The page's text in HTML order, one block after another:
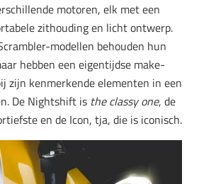
motoren, elk met een
zithouding en licht ontwerp.
modellen behouden hun
hebben een eigentijdse make-
zijn kenmerkende elementen in een
De Nightshift is the classy one, de
en de Icon, tja, die is iconisch.